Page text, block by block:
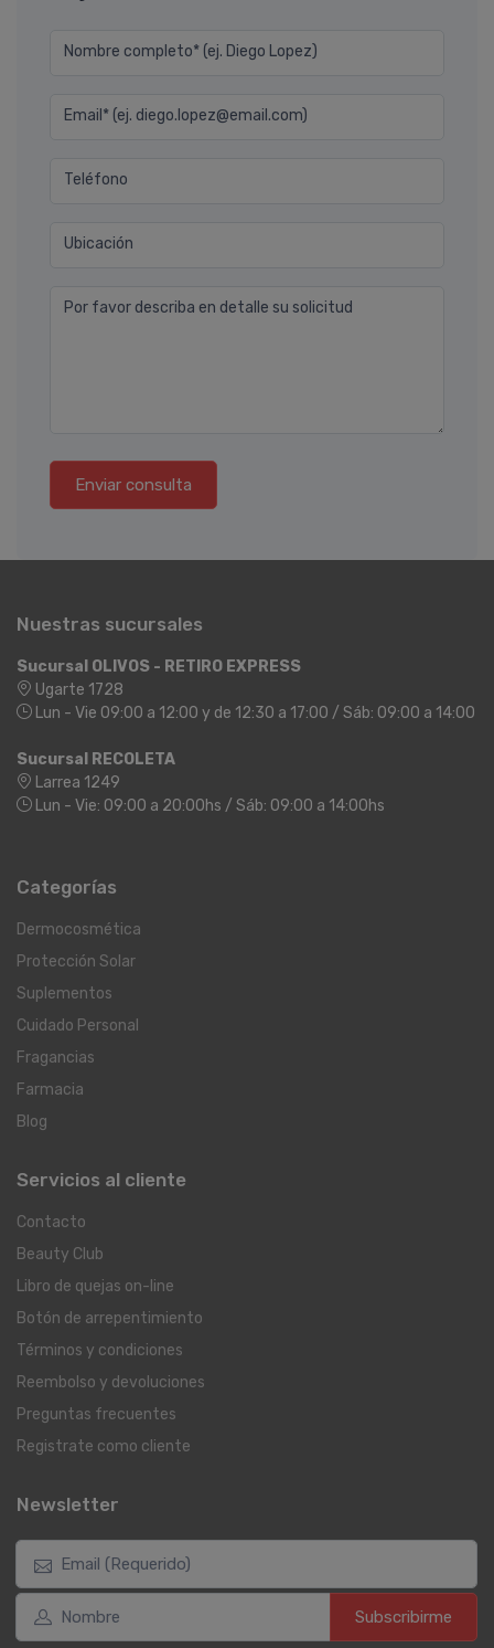
Nombre completo* (ej. Diego Lopez)
Email* (ej. diego.lopez@email.com)
Teléfono
Ubicación
Por favor describa en detalle su solicitud
Enviar consulta
Nuestras sucursales
Sucursal OLIVOS - RETIRO EXPRESS
Ugarte 1728
Lun - Vie 09:00 a 12:00 y de 12:30 a 17:00 / Sáb: 09:00 a 14:00
Sucursal RECOLETA
Larrea 1249
Lun - Vie: 09:00 a 20:00hs / Sáb: 09:00 a 14:00hs
Categorías
Dermocosmética
Protección Solar
Suplementos
Cuidado Personal
Fragancias
Farmacia
Blog
Servicios al cliente
Contacto
Beauty Club
Libro de quejas on-line
Botón de arrepentimiento
Términos y condiciones
Reembolso y devoluciones
Preguntas frecuentes
Registrate como cliente
Newsletter
Subscribirme